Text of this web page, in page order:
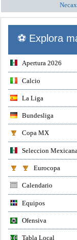
⚽ Explora
Apertura 2026
Calcio
La Liga
Bundesliga
Copa MX
Seleccion Mexicana
Eurocopa
Calendario
Equipos
Ofensiva
Tabla Local